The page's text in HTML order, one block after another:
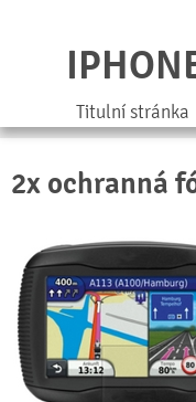
Titulní stránka
2x ochranná